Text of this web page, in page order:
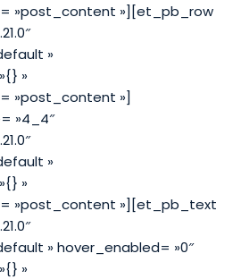
»post_content »][et_pb_row
»
»
»post_content »]
»4_4″
»
»
»post_content »][et_pb_text
» hover_enabled= »0″
»